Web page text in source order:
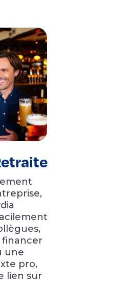
financer
une
pro,
lien sur